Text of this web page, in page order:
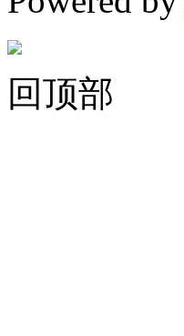
回顶部